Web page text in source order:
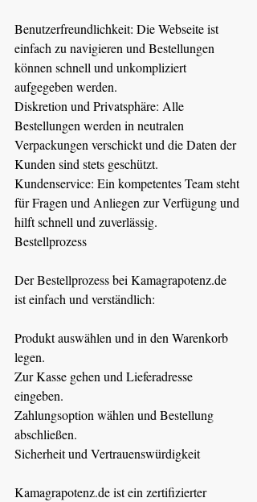
Benutzerfreundlichkeit: Die Webseite ist
einfach zu navigieren und Bestellungen
können schnell und unkompliziert
aufgegeben werden.
Diskretion und Privatsphäre: Alle
Bestellungen werden in neutralen
Verpackungen verschickt und die Daten der
Kunden sind stets geschützt.
Kundenservice: Ein kompetentes Team steht
für Fragen und Anliegen zur Verfügung und
hilft schnell und zuverlässig.
Bestellprozess
Der Bestellprozess bei Kamagrapotenz.de
ist einfach und verständlich:
Produkt auswählen und in den Warenkorb
legen.
Zur Kasse gehen und Lieferadresse
eingeben.
Zahlungsoption wählen und Bestellung
abschließen.
Sicherheit und Vertrauenswürdigkeit
Kamagrapotenz.de ist ein zertifizierter